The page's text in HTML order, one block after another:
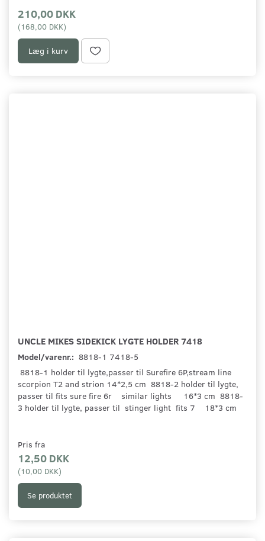
210,00 DKK
(168,00 DKK)
Læg i kurv
UNCLE MIKES SIDEKICK LYGTE HOLDER 7418
Model/varenr.: 8818-1 7418-5
8818-1 holder til lygte,passer til Surefire 6P,stream line
scorpion T2 and strion 14*2,5 cm 8818-2 holder til lygte,
passer til fits sure fire 6r similar lights 16*3 cm 8818-
3 holder til lygte, passer til stinger light fits 7 18*3 cm
Pris fra
12,50 DKK
(10,00 DKK)
Se produktet